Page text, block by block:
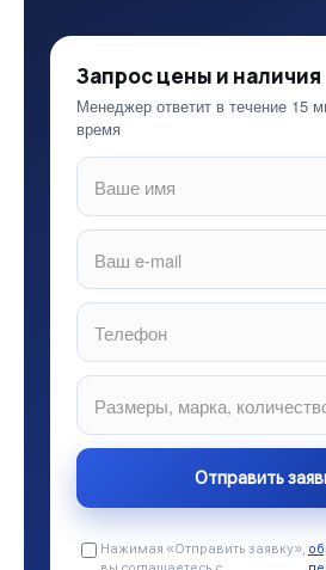
Запрос цены и наличия
Менеджер ответит в течение 15
время
Нажимая «Отправить заявку»,